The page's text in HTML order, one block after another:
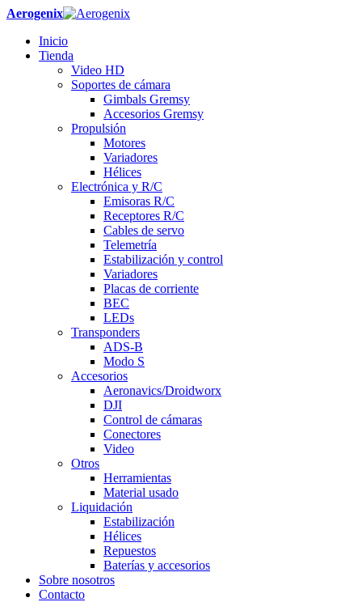
Aerogenix
Inicio
Tienda
Video HD
Soportes de cámara
Gimbals Gremsy
Accesorios Gremsy
Propulsión
Motores
Variadores
Hélices
Electrónica y R/C
Emisoras R/C
Receptores R/C
Cables de servo
Telemetría
Estabilización y control
Variadores
Placas de corriente
BEC
LEDs
Transponders
ADS-B
Modo S
Accesorios
Aeronavics/Droidworx
DJI
Control de cámaras
Conectores
Video
Otros
Herramientas
Material usado
Liquidación
Estabilización
Hélices
Repuestos
Baterías y accesorios
Sobre nosotros
Contacto